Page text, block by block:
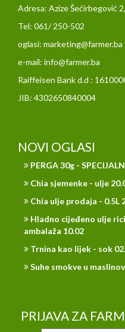
Adresa: Azize Šećirbegović
Tel: 061/ 250-502
oglasi: marketing@farmer.ba
e-mail: info@farmer.ba
Raiffeisen Bank d.d :
JIB: 4302650840004
NOVI OGLASI
PERGA 30g -
Chia sjemenke - ulje
Chia ulje prodaja - 0.5L
Hladno cijeđeno ulje
ambalaža 10.02
Trnina kao lijek - sok
Suhe smokve u
PRIJAVA ZA